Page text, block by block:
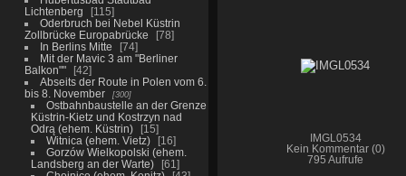
Lichtenberg
115
Oderbruch bei Nebel Küstrin
Zollbrücke Europabrücke
78
In Berlins Mitte
74
Mit der Mavic 3 am "Berliner
Balkon""
42
Abseits der Route in Polen vom 6.
bis 8. November
300
Ostbahnbaustelle an der Grenze
Küstrin-Kietz und Kostrzyn nad
Odrą (ehem. Küstrin)
15
Witnica (ehem. Vietz)
16
Gorzów Wielkopolski (ehem.
Landsberg an der Warte)
61
IMGL0534
Kein Kommentar (0)
795 Aufrufe